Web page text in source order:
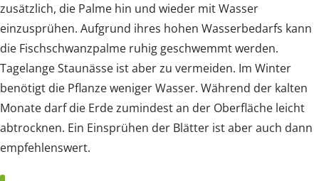
zusätzlich, die Palme hin und wieder mit Wasser
einzusprühen. Aufgrund ihres hohen Wasserbedarfs kann
die Fischschwanzpalme ruhig geschwemmt werden.
Tagelange Staunässe ist aber zu vermeiden. Im Winter
benötigt die Pflanze weniger Wasser. Während der kalten
Monate darf die Erde zumindest an der Oberfläche leicht
abtrocknen. Ein Einsprühen der Blätter ist aber auch dann
empfehlenswert.